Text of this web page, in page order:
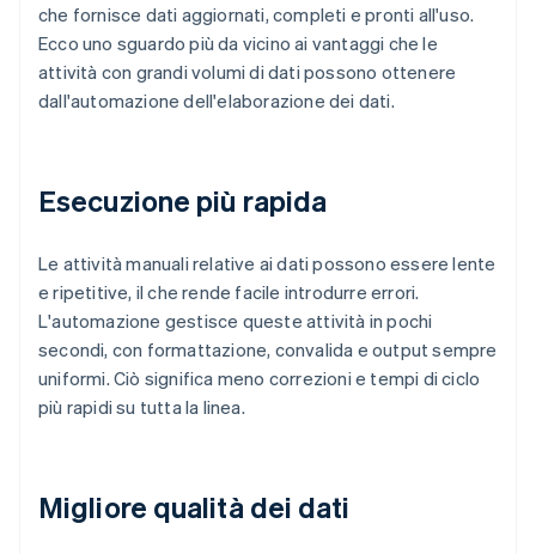
che fornisce dati aggiornati, completi e pronti all'uso.
Ecco uno sguardo più da vicino ai vantaggi che le
attività con grandi volumi di dati possono ottenere
dall'automazione dell'elaborazione dei dati.
Esecuzione più rapida
Le attività manuali relative ai dati possono essere lente
e ripetitive, il che rende facile introdurre errori.
L'automazione gestisce queste attività in pochi
secondi, con formattazione, convalida e output sempre
uniformi. Ciò significa meno correzioni e tempi di ciclo
più rapidi su tutta la linea.
Migliore qualità dei dati